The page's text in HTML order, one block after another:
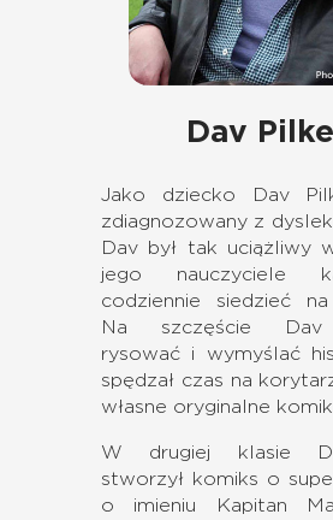
Dav
Jako dziecko Dav
zdiagnozowany z
Dav był tak uciążliwy
jego nauczyciele
codziennie siedzieć
Na szczęście Dav
rysować i wymyślać
spędzał czas na
własne oryginalne
W drugiej klasie
stworzył komiks o
o imieniu Kapitan